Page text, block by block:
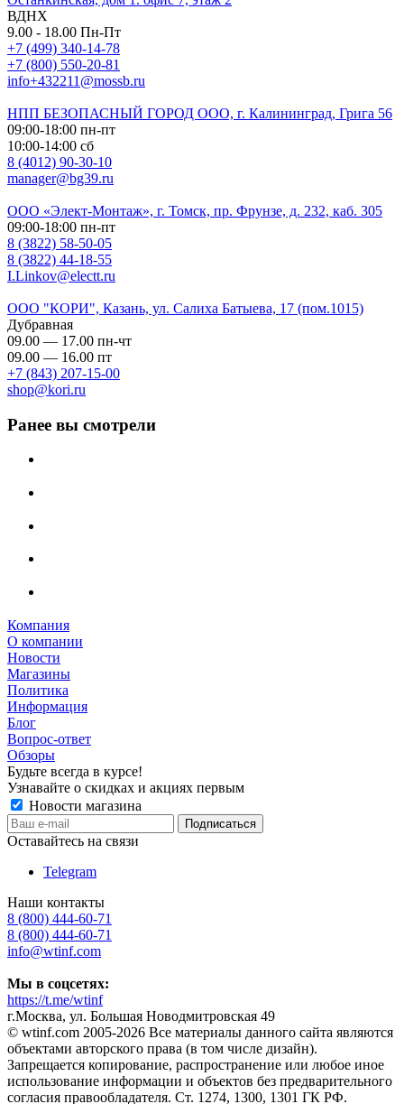
ВДНХ
9.00 - 18.00 Пн-Пт
+7 (499) 340-14-78
+7 (800) 550-20-81
info+432211@mossb.ru
НПП БЕЗОПАСНЫЙ ГОРОД ООО, г. Калининград, Грига 56
09:00-18:00 пн-пт
10:00-14:00 сб
8 (4012) 90-30-10
manager@bg39.ru
ООО «Элект-Монтаж», г. Томск, пр. Фрунзе, д. 232, каб. 305
09:00-18:00 пн-пт
8 (3822) 58-50-05
8 (3822) 44-18-55
I.Linkov@electt.ru
ООО "КОРИ", Казань, ул. Салиха Батыева, 17 (пом.1015)
Дубравная
09.00 — 17.00 пн-чт
09.00 — 16.00 пт
+7 (843) 207-15-00
shop@kori.ru
Ранее вы смотрели
Компания
О компании
Новости
Магазины
Политика
Информация
Блог
Вопрос-ответ
Обзоры
Будьте всегда в курсе!
Узнавайте о скидках и акциях первым
Новости магазина
Оставайтесь на связи
Telegram
Наши контакты
8 (800) 444-60-71
8 (800) 444-60-71
info@wtinf.com
Мы в соцсетях:
https://t.me/wtinf
г.Москва, ул. Большая Новодмитровская 49
©️ wtinf.com 2005-2026 Все материалы данного сайта являются
объектами авторского права (в том числе дизайн).
Запрещается копирование, распространение или любое иное
использование информации и объектов без предварительного
согласия правообладателя. Ст. 1274, 1300, 1301 ГК РФ.